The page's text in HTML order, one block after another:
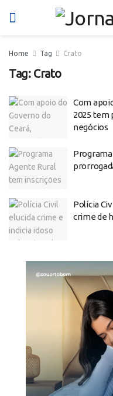
Home Tag Crato
Tag: Crato
Com
2025 tem
negócios
Polícia
crime de